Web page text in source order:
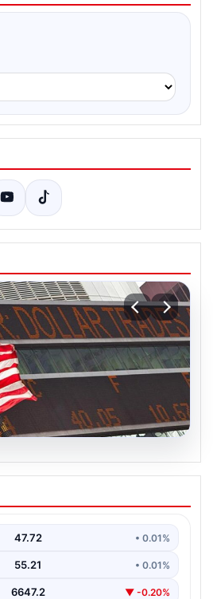
zaman açıklanacak?
belli oldu
"content": "Ekonomik…
47.72 • 0.01%
55.21 • 0.01%
6647.2 ▼ -0.20%